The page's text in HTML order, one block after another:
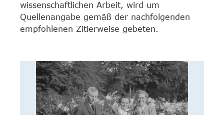
wissenschaftlichen Arbeit, wird um
Quellenangabe gemäß der nachfolgenden
empfohlenen Zitierweise gebeten.